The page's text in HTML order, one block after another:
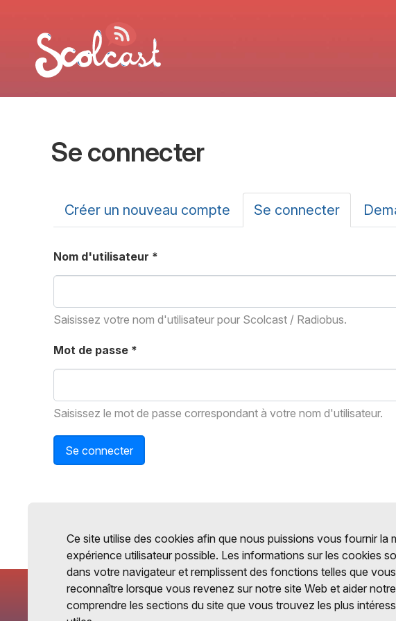
Se connecter
Onglets principaux
Créer un nouveau compte Se connecter (onglet
actif)
Nom d'utilisateur *
Saisissez votre nom d'utilisateur pour Scolcast / Radiobus.
Mot de passe *
Saisissez le mot de passe correspondant à votre nom d'utilisateur.
Se connecter
Ce site utilise des cookies afin que nous puissions vous fournir la
expérience utilisateur possible. Les informations sur les cookies
dans votre navigateur et remplissent des fonctions telles que vous
reconnaître lorsque vous revenez sur notre site Web et aider
comprendre les sections du site que vous trouvez les plus